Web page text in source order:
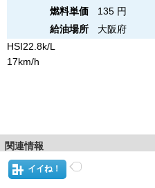
燃料単価
135 円
給油場所
大阪府
HSI22.8k/L
17km/h
関連情報
イイね！